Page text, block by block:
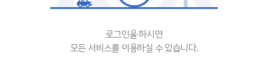
로그인을 하시면
모든 서비스를 이용하실 수 있습니다.